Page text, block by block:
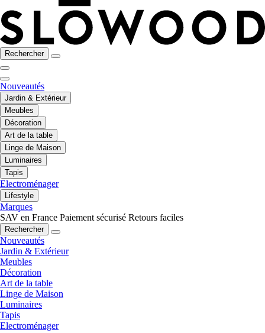
Rechercher
Nouveautés
Jardin & Extérieur
Meubles
Décoration
Art de la table
Linge de Maison
Luminaires
Tapis
Electroménager
Lifestyle
Marques
SAV en France Paiement sécurisé Retours faciles
Rechercher
Nouveautés
Jardin & Extérieur
Meubles
Décoration
Art de la table
Linge de Maison
Luminaires
Tapis
Electroménager